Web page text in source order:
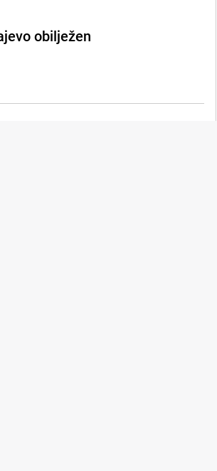
obilježen